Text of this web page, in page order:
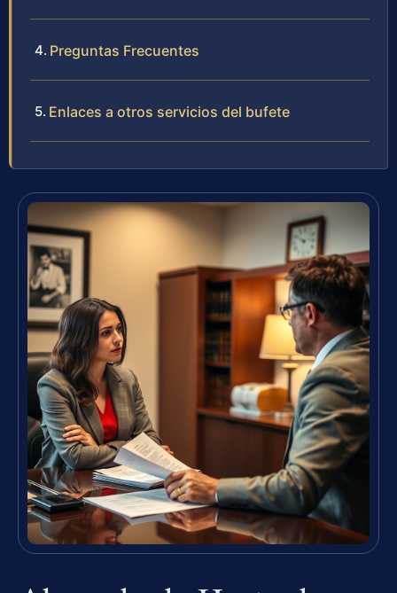
Preguntas Frecuentes
Enlaces a otros servicios del bufete